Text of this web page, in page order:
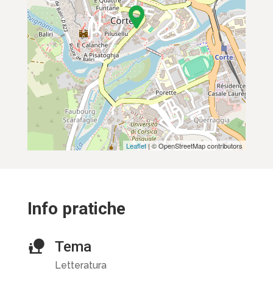
Leaflet| © OpenStreetMap contributors
Info pratiche
Tema
Letteratura